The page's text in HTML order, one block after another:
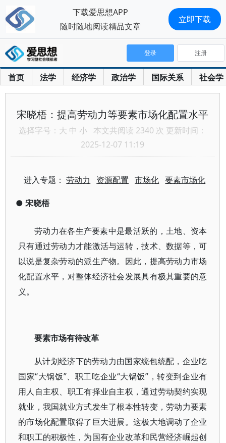
首页 法学 经济学 政治学 国际关系 社会学
登录 注册
宋晓梧：提高劳动力等要素市场化配置水平
选择字号： 大 中 小 本文共阅读 2340 次 更新时间：
2025-12-07 11:19
进入专题：劳动力 资源配置 市场化 要素市场化
● 宋晓梧
劳动力在各生产要素中是最活跃的，土地、资本
只有通过劳动力才能激活与运转，技术、数据等，可
以说是复杂劳动的派生产物。因此，提高劳动力市场
化配置水平，对整体经济社会发展具有极其重要的意
义。
要素市场有待改革
从计划经济下的劳动力由国家统包统配，企业吃
国家“大锅饭”、职工吃企业“大锅饭”，转变到企业有
用人自主权、职工有择业自主权，通过劳动契约实现
就业，我国就业方式发生了根本性转变，劳动力要素
的市场化配置取得了巨大进展。这极大地调动了企业
和职工的积极性，为国有企业改革和民营经济崛起创
下载爱思想APP
随时随地阅读精品文章
立即下载